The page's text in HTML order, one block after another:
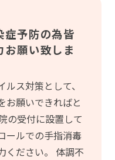
症予防の為皆
願い致しま
ス対策として、
お願いできればと
の受付に設置して
ールでの手指消毒
ください。 体調不